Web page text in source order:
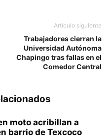
Artículo siguiente
Trabajadores cierran la
Universidad Autónoma
Chapingo tras fallas en el
Comedor Central
moto acribillan a
barrio de Texcoco